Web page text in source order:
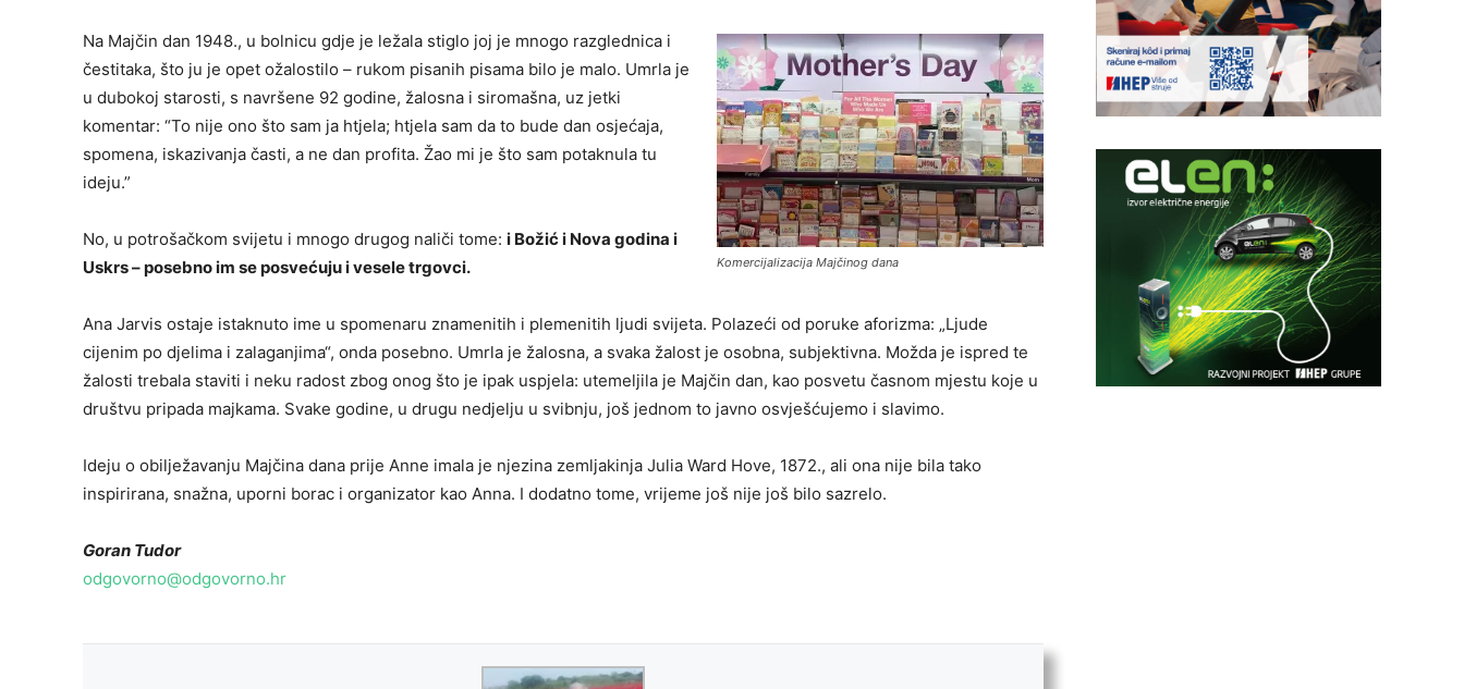
Komercijalizacija Majčinog dana
Na Majčin dan 1948., u bolnicu gdje je ležala stiglo joj je mnogo razglednica i
čestitaka, što ju je opet ožalostilo – rukom pisanih pisama bilo je malo. Umrla je
u dubokoj starosti, s navršene 92 godine, žalosna i siromašna, uz jetki
komentar: “To nije ono što sam ja htjela; htjela sam da to bude dan osjećaja,
spomena, iskazivanja časti, a ne dan profita. Žao mi je što sam potaknula tu
ideju.”
No, u potrošačkom svijetu i mnogo drugog naliči tome: i Božić i Nova godina i
Uskrs – posebno im se posvećuju i vesele trgovci.
Ana Jarvis ostaje istaknuto ime u spomenaru znamenitih i plemenitih ljudi svijeta. Polazeći od poruke aforizma: „Ljude
cijenim po djelima i zalaganjima“, onda posebno. Umrla je žalosna, a svaka žalost je osobna, subjektivna. Možda je ispred te
žalosti trebala staviti i neku radost zbog onog što je ipak uspjela: utemeljila je Majčin dan, kao posvetu časnom mjestu koje u
društvu pripada majkama. Svake godine, u drugu nedjelju u svibnju, još jednom to javno osvješćujemo i slavimo.
Ideju o obilježavanju Majčina dana prije Anne imala je njezina zemljakinja Julia Ward Hove, 1872., ali ona nije bila tako
inspirirana, snažna, uporni borac i organizator kao Anna. I dodatno tome, vrijeme još nije još bilo sazrelo.
Goran Tudor
odgovorno@odgovorno.hr